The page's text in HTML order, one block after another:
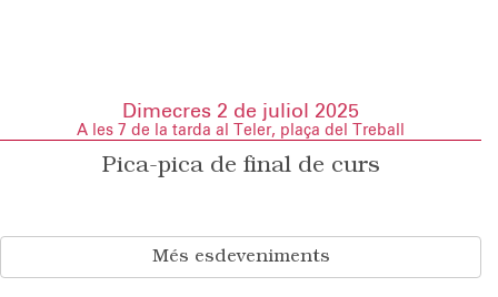
Dimecres 2 de juliol 2025
A les 7 de la tarda al Teler, plaça del Treball
Pica-pica de final de curs
Més esdeveniments